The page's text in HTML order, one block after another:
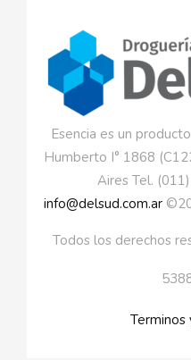
Esencia es un
Humberto I° 1868
Aires Tel.
info@delsud.com.ar
Todos los derechos
Terminos